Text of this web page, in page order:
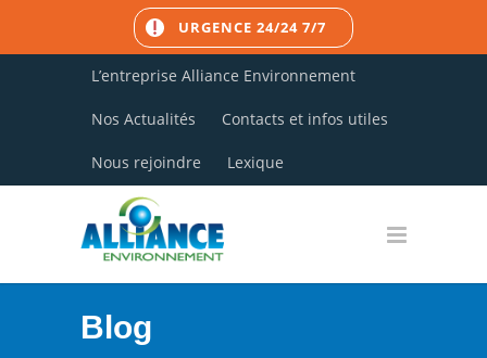
L’entreprise Alliance Environnement
Nos Actualités Contacts et infos utiles
Nous rejoindre Lexique
Blog
URGENCE 24/24 7/7